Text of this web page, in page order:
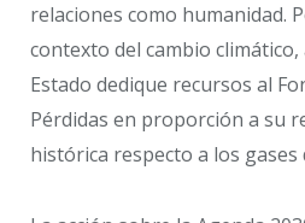
relaciones como humanidad.
contexto del cambio climático,
Estado dedique recursos al
Pérdidas en proporción a su
histórica respecto a los